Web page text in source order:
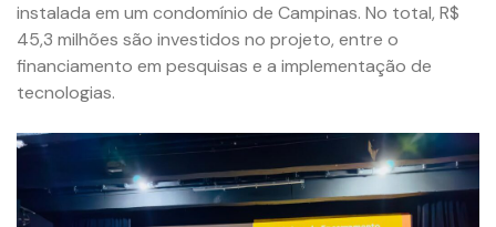
instalada em um condomínio de Campinas. No total, R$
45,3 milhões são investidos no projeto, entre o
financiamento em pesquisas e a implementação de
tecnologias.